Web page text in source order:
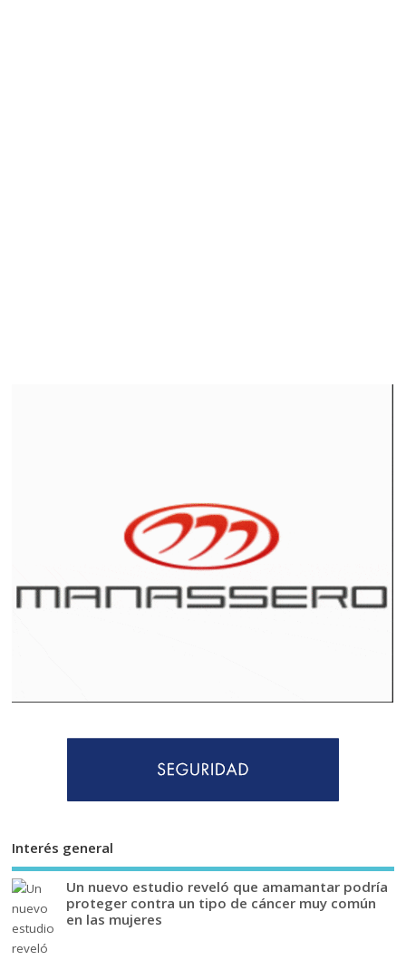
Interés general
Un nuevo estudio reveló que amamantar podría
proteger contra un tipo de cáncer muy común
en las mujeres